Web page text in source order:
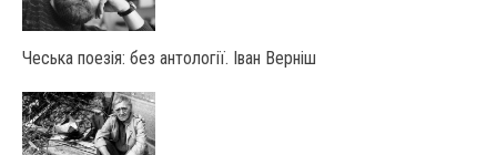
Чеська поезія: без антології. Іван Верніш